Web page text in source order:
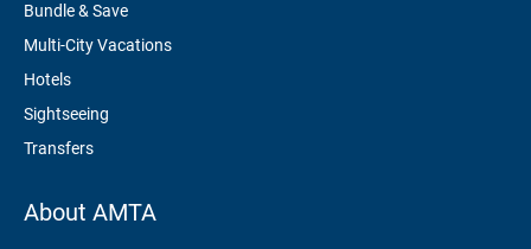
Bundle & Save
Multi-City Vacations
Hotels
Sightseeing
Transfers
About AMTA